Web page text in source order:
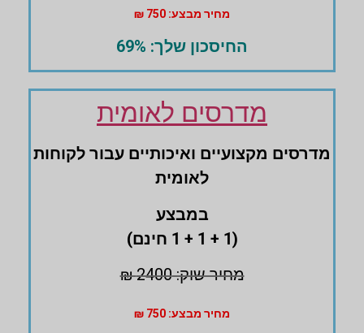
מחיר מבצע: 750 ₪
החיסכון שלך: 69%
מדרסים לאומית
מדרסים ‏מקצועיים ואיכותיים עבור לקוחות
לאומית
במבצע
(1 + 1 + 1 חינם)
מחיר שוק: 2400 ₪
מחיר מבצע: 750 ₪